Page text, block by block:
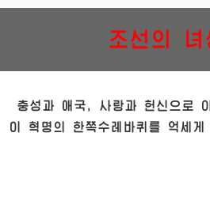
조선의 녀
충성과 애국, 사랑과 헌신으로
이 혁명의 한쪽수레바퀴를 억세게